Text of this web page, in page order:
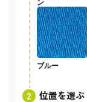
ン
ブルー
位置を選ぶ